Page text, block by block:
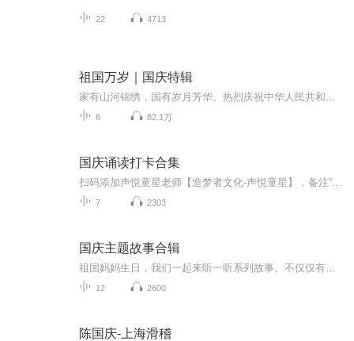
22 4713
祖国万岁｜国庆特辑
6 82.1万
国庆诵读打卡合集
7 2303
国庆主题故事合辑
12 2600
陈国庆-上海滑稽